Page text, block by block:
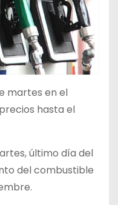
martes en el
hasta el
último día del
del combustible